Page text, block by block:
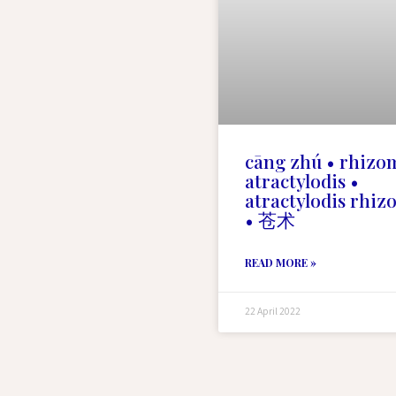
cāng zhú •
atractylodis •
atractylodis
• 苍术
READ MORE »
22 April 2022